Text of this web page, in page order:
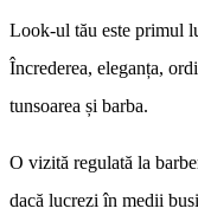
Look-ul tău este primul
Încrederea, eleganța,
tunsoarea și barba.
O vizită regulată la
dacă lucrezi în medii